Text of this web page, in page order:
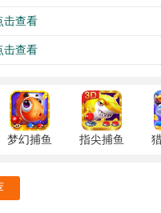
游戏特色
的特色在于其多样化的
有详细的分类和标签，根
包。
击查看
击查看
梦幻捕鱼
卓正版
指尖捕鱼